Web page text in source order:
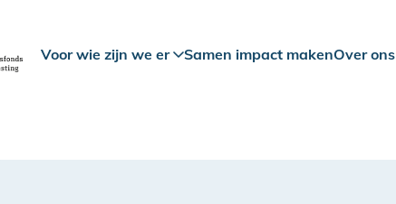
Voor wie zijn we er Samen impact makenOver ons